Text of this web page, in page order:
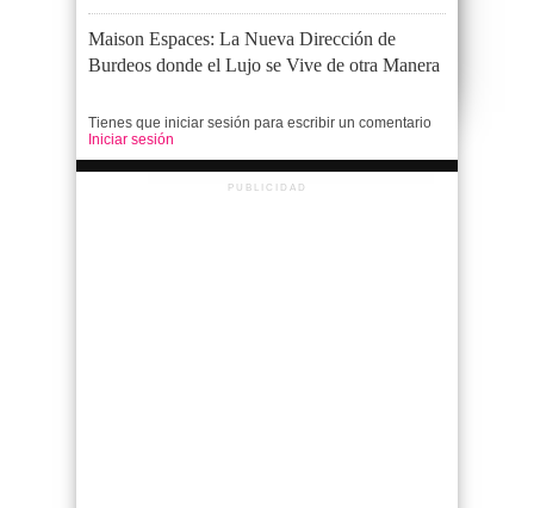
Maison Espaces: La Nueva Dirección de
Burdeos donde el Lujo se Vive de otra Manera
Tienes que iniciar sesión para escribir un comentario
Iniciar sesión
PUBLICIDAD